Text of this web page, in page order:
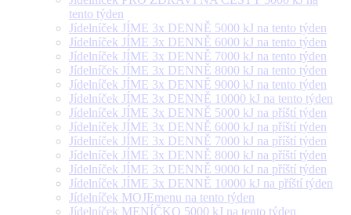
tento týden
Jídelníček JÍME 3x DENNĚ 5000 kJ na tento týden
Jídelníček JÍME 3x DENNĚ 6000 kJ na tento týden
Jídelníček JÍME 3x DENNĚ 7000 kJ na tento týden
Jídelníček JÍME 3x DENNĚ 8000 kJ na tento týden
Jídelníček JÍME 3x DENNĚ 9000 kJ na tento týden
Jídelníček JÍME 3x DENNĚ 10000 kJ na tento týden
Jídelníček JÍME 3x DENNĚ 5000 kJ na příští týden
Jídelníček JÍME 3x DENNĚ 6000 kJ na příští týden
Jídelníček JÍME 3x DENNĚ 7000 kJ na příští týden
Jídelníček JÍME 3x DENNĚ 8000 kJ na příští týden
Jídelníček JÍME 3x DENNĚ 9000 kJ na příští týden
Jídelníček JÍME 3x DENNĚ 10000 kJ na příští týden
Jídelníček MOJEmenu na tento týden
Jídelníček MENÍČKO 5000 kJ na tento týden